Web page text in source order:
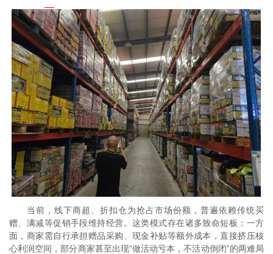
当前，线下商超、折扣仓为抢占市场份额，普遍依赖传统买
赠、满减等促销手段维持经营。这类模式存在诸多致命短板：一方
面，商家需自行承担赠品采购、现金补贴等额外成本，直接挤压核
心利润空间，部分商家甚至出现“做活动亏本，不活动倒闭”的两难局